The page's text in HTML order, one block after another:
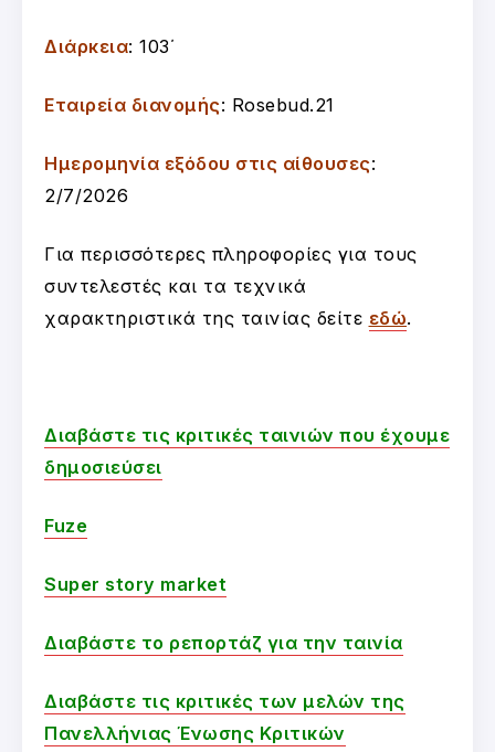
Διάρκεια: 103΄
Εταιρεία διανομής: Rosebud.21
Ημερομηνία εξόδου στις αίθουσες:
2/7/2026
Για περισσότερες πληροφορίες για τους
συντελεστές και τα τεχνικά
χαρακτηριστικά της ταινίας δείτε εδώ.
Διαβάστε τις κριτικές ταινιών που έχουμε
δημοσιεύσει
Fuze
Super story market
Διαβάστε το ρεπορτάζ για την ταινία
Διαβάστε τις κριτικές των μελών της
Πανελλήνιας Ένωσης Κριτικών